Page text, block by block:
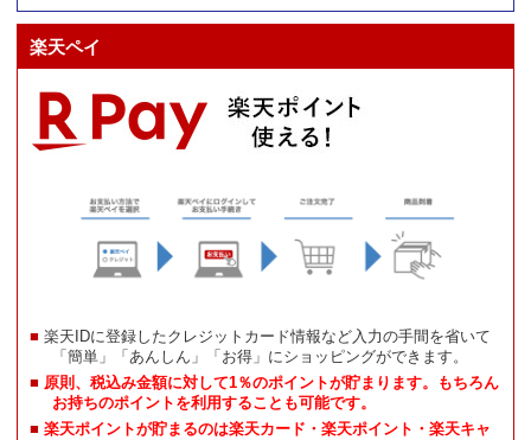
楽天ペイ
楽天IDに登録したクレジットカード情報など入力の手間を省いて
「簡単」「あんしん」「お得」にショッピングができます。
原則、税込み金額に対して1％のポイントが貯まります。もちろん
お持ちのポイントを利用することも可能です。
楽天ポイントが貯まるのは楽天カード・楽天ポイント・楽天キャ